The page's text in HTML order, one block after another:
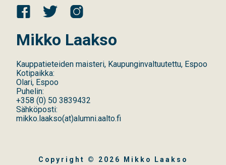
Mikko Laakso
Kauppatieteiden maisteri, Kaupunginvaltuutettu, Espoo
Kotipaikka:
Olari, Espoo
Puhelin:
+358 (0) 50 3839432
Sähköposti:
mikko.laakso(at)alumni.aalto.fi
Copyright © 2026 Mikko Laakso